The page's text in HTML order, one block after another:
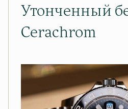
Утонченный
Cerachrom